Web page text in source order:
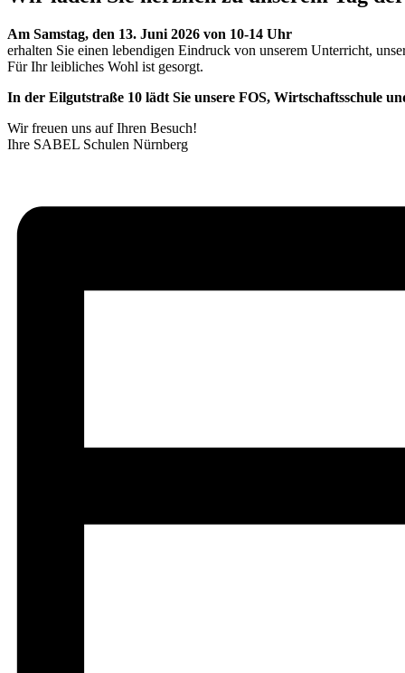
Am Samstag, den 13. Juni 2026 von 10-14 Uhr
erhalten Sie einen lebendigen Eindruck von unserem Unterricht,
Für Ihr leibliches Wohl ist gesorgt.
In der Eilgutstraße 10 lädt Sie unsere FOS, Wirtschaftsschule
Wir freuen uns auf Ihren Besuch!
Ihre SABEL Schulen Nürnberg